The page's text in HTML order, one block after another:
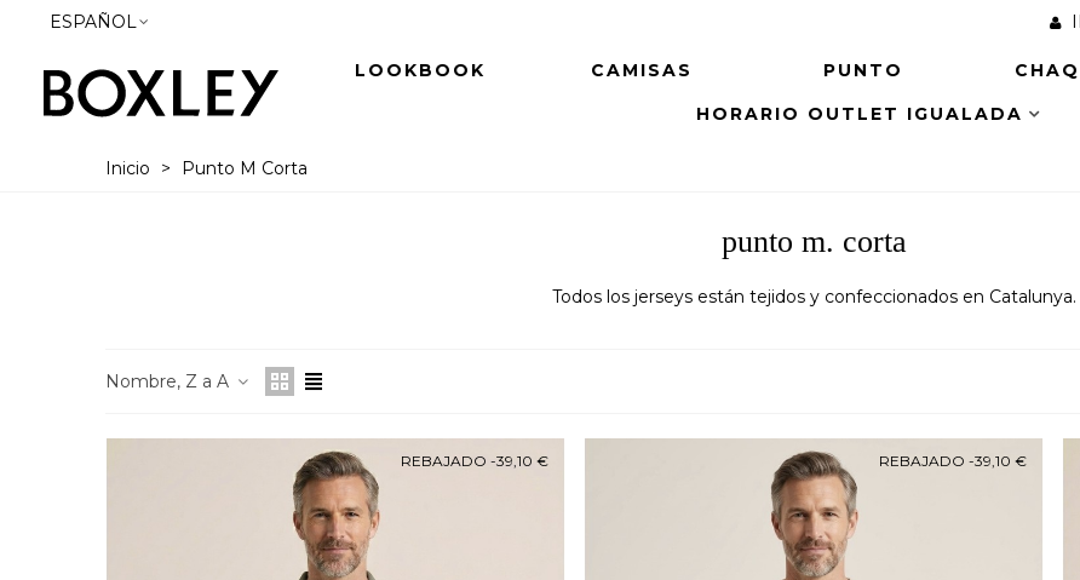
ESPAÑOL
LOOKBOOK CAMISAS PUNTO
HORARIO OUTLET IGUALADA
Inicio > Punto M Corta
punto m. corta
Todos los jerseys están tejidos y confeccionados en Catalunya.
Nombre, Z a A
REBAJADO -39,10 € REBAJADO -39,10 €